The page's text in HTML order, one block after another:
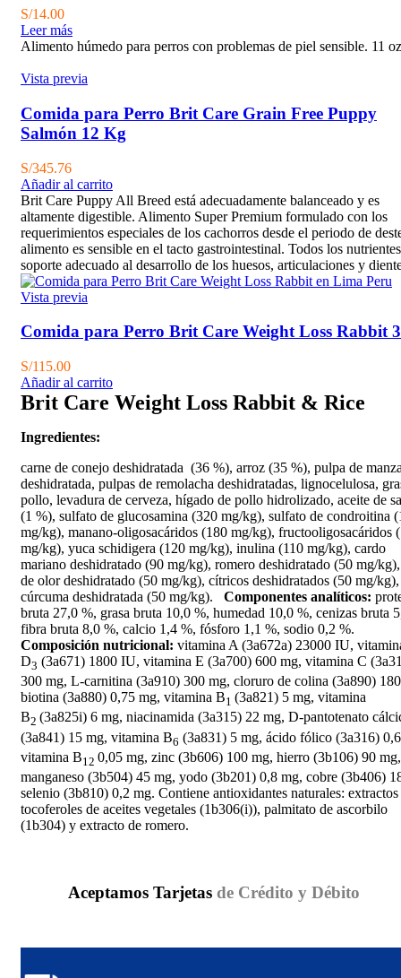
S/14.00
Leer más
Alimento húmedo para perros con problemas de piel sensible. 11 oz
Vista previa
Comida para Perro Brit Care Grain Free Puppy
Salmón 12 Kg
S/345.76
Añadir al carrito
Brit Care Puppy All Breed está adecuadamente balanceado y es
altamente digestible. Alimento Super Premium formulado con los
requerimientos especiales de los cachorros desde el periodo de
alimento es sensible en el tacto gastrointestinal. Todos los
soporte adecuado al desarrollo de los huesos, articulaciones y
Vista previa
Comida para Perro Brit Care Weight Loss Rabbit
S/115.00
Añadir al carrito
Brit Care Weight Loss Rabbit & Rice
Ingredientes:
carne de conejo deshidratada (36 %), arroz (35 %), pulpa de
deshidratada, pulpas de remolacha deshidratadas, lignocelulosa,
pollo, levadura de cerveza, hígado de pollo hidrolizado, aceite de
(1 %), sulfato de glucosamina (320 mg/kg), sulfato de condroitina
mg/kg), manano-oligosacáridos (180 mg/kg), fructooligosacáridos
mg/kg), yuca schidigera (120 mg/kg), inulina (110 mg/kg), cardo
mariano deshidratado (90 mg/kg), romero deshidratado (50 mg/
de olor deshidratado (50 mg/kg), cítricos deshidratados (50 mg/kg),
cúrcuma deshidratada (50 mg/kg). Componentes analíticos:
bruta 27,0 %, grasa bruta 10,0 %, humedad 10,0 %, cenizas bruta
fibra bruta 8,0 %, calcio 1,4 %, fósforo 1,1 %, sodio 0,2 %.
Composición nutricional: vitamina A (3a672a) 23000 IU,
D3 (3a671) 1800 IU, vitamina E (3a700) 600 mg, vitamina C
300 mg, L-carnitina (3a910) 300 mg, cloruro de colina (3a890)
biotina (3a880) 0,75 mg, vitamina B1 (3a821) 5 mg, vitamina
B2 (3a825i) 6 mg, niacinamida (3a315) 22 mg, D-pantotenato
(3a841) 15 mg, vitamina B6 (3a831) 5 mg, ácido fólico (3a316)
vitamina B12 0,05 mg, zinc (3b606) 100 mg, hierro (3b106) 90 mg,
manganeso (3b504) 45 mg, yodo (3b201) 0,8 mg, cobre (3b406)
selenio (3b810) 0,2 mg. Contiene antioxidantes naturales: extractos
tocoferoles de aceites vegetales (1b306(i)), palmitato de ascorbilo
(1b304) y extracto de romero.
Aceptamos Tarjetas de Crédito y Débito